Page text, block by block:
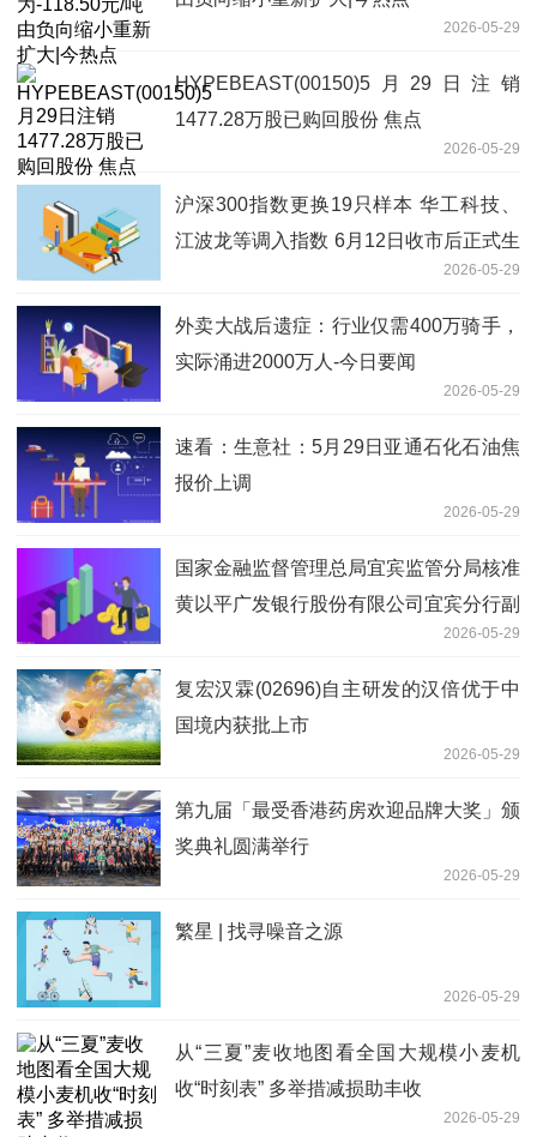
2026-05-29
HYPEBEAST(00150)5月29日注销
1477.28万股已购回股份 焦点
2026-05-29
沪深300指数更换19只样本 华工科技、
江波龙等调入指数 6月12日收市后正式生
2026-05-29
外卖大战后遗症：行业仅需400万骑手，
实际涌进2000万人-今日要闻
2026-05-29
速看：生意社：5月29日亚通石化石油焦
报价上调
2026-05-29
国家金融监督管理总局宜宾监管分局核准
黄以平广发银行股份有限公司宜宾分行副
2026-05-29
复宏汉霖(02696)自主研发的汉倍优于中
国境内获批上市
2026-05-29
第九届「最受香港药房欢迎品牌大奖」颁
奖典礼圆满举行
2026-05-29
繁星 | 找寻噪音之源
2026-05-29
从“三夏”麦收地图看全国大规模小麦机
收“时刻表” 多举措减损助丰收
2026-05-29